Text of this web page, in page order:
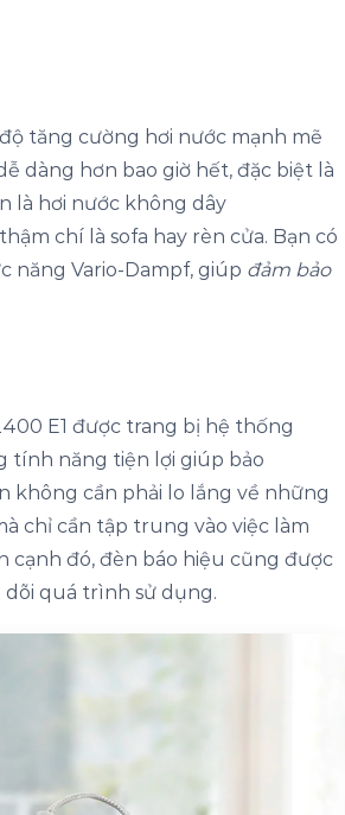
tăng cường hơi nước mạnh mẽ
dàng hơn bao giờ hết, đặc biệt là
là hơi nước không dây
chí là sofa hay rèn cửa. Bạn có
năng Vario-Dampf, giúp đảm bảo
E1 được trang bị hệ thống
tính năng tiện lợi giúp bảo
không cần phải lo lắng về những
chỉ cần tập trung vào việc làm
cạnh đó, đèn báo hiệu cũng được
quá trình sử dụng.